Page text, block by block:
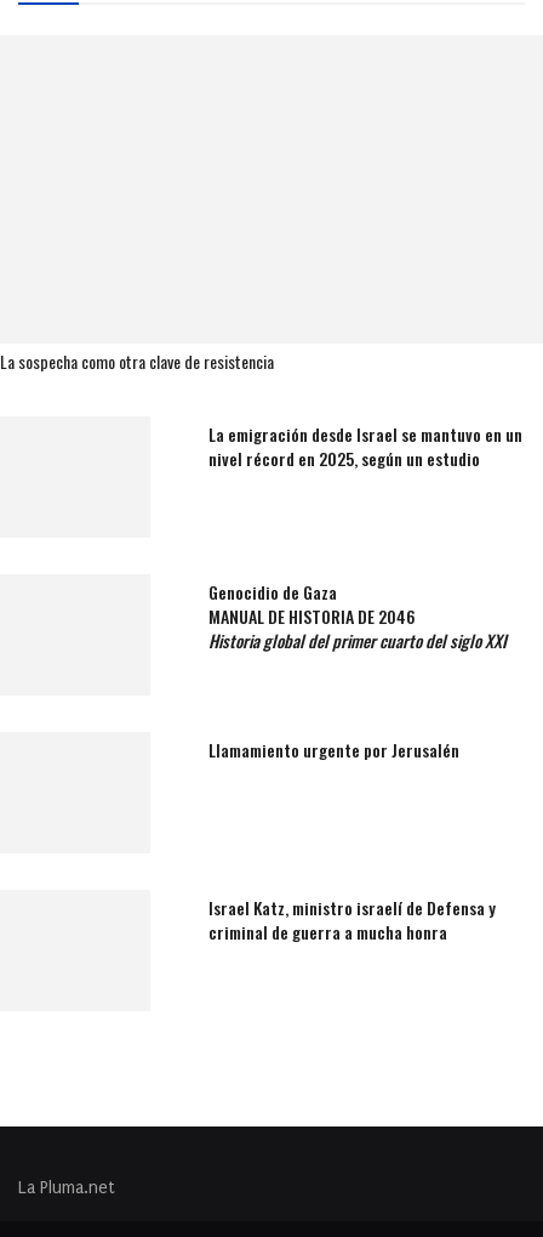
La sospecha como otra clave de resistencia
La emigración desde Israel se mantuvo en un
nivel récord en 2025, según un estudio
Genocidio de Gaza
MANUAL DE HISTORIA DE 2046
Historia global del primer cuarto del siglo XXI
Llamamiento urgente por Jerusalén
Israel Katz, ministro israelí de Defensa y
criminal de guerra a mucha honra
La Pluma.net